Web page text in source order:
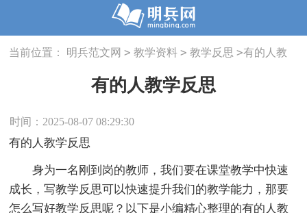
当前位置： 明兵范文网 > 教学资料 > 教学反思 >有的人教
有的人教学反思
时间：2025-08-07 08:29:30
有的人教学反思
身为一名刚到岗的教师，我们要在课堂教学中快速
成长，写教学反思可以快速提升我们的教学能力，那要
怎么写好教学反思呢？以下是小编精心整理的有的人教